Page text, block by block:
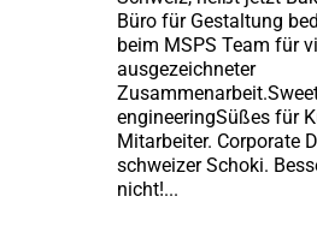
Büro für Gestaltung
beim MSPS Team für
ausgezeichneter
engineeringSüßes für
Mitarbeiter. Corporate
schweizer Schoki.
nicht!...